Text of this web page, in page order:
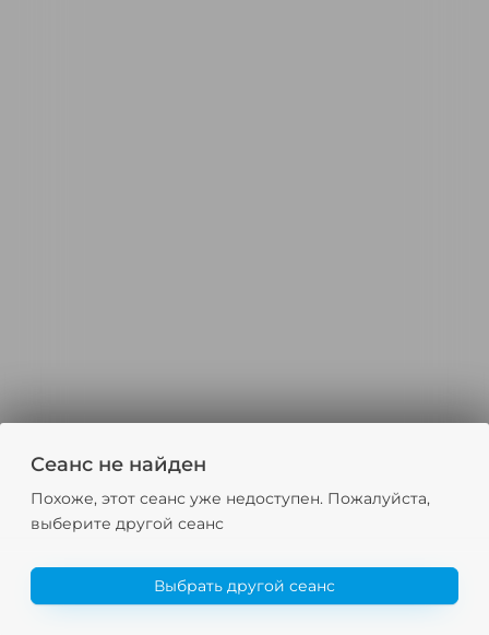
Сеанс не найден
Похоже, этот сеанс уже недоступен. Пожалуйста,
выберите другой сеанс
Выбрать другой сеанс